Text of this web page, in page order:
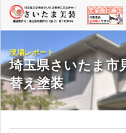
現場レポート
埼玉県さいたま市
替え塗装